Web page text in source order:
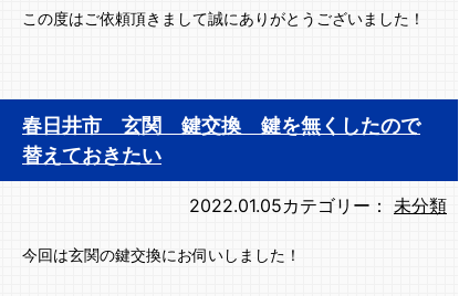
この度はご依頼頂きまして誠にありがとうございました！
春日井市 玄関 鍵交換 鍵を無くしたので
替えておきたい
2022.01.05カテゴリー： 未分類
今回は玄関の鍵交換にお伺いしました！